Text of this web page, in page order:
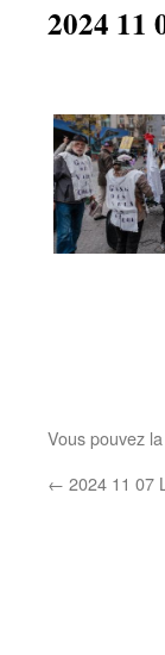
2024 11
Vous pouvez
← 2024 11 07